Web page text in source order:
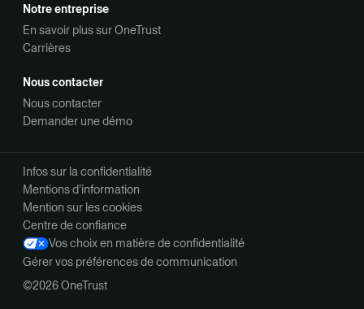
Notre entreprise
En savoir plus sur OneTrust
Carrières
Nous contacter
Nous contacter
Demander une démo
©2026 OneTrust
Infos sur la confidentialité
Mentions d’information
Mention sur les cookies
Centre de confiance
Vos choix en matière de confidentialité
Gérer vos préférences de communication